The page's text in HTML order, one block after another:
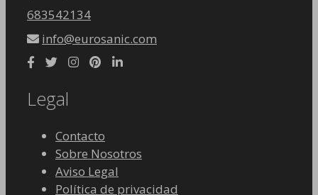
683542134
info@eurosanic.com
Legal
Contacto
Sobre Nosotros
Aviso Legal
Política de privacidad